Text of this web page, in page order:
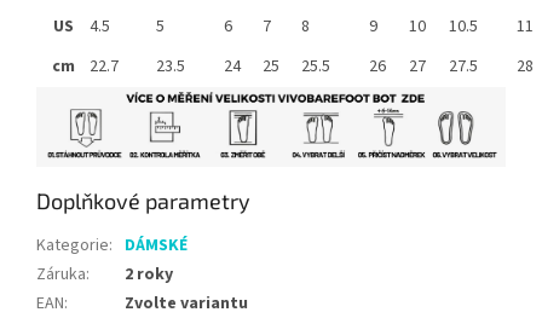
US
4.5 5 6 7 8 9 10 10.5
11
cm
22.7 23.5 24 25 25.5 26 27 27.5 28
Doplňkové parametry
Kategorie: DÁMSKÉ
Záruka:
2 roky
EAN:
Zvolte variantu